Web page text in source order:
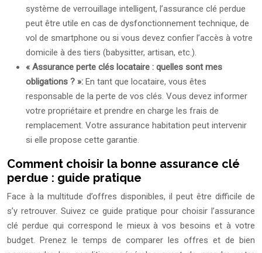
système de verrouillage intelligent, l’assurance clé perdue
peut être utile en cas de dysfonctionnement technique, de
vol de smartphone ou si vous devez confier l’accès à votre
domicile à des tiers (babysitter, artisan, etc.).
« Assurance perte clés locataire : quelles sont mes
obligations ? »: En tant que locataire, vous êtes
responsable de la perte de vos clés. Vous devez informer
votre propriétaire et prendre en charge les frais de
remplacement. Votre assurance habitation peut intervenir
si elle propose cette garantie.
Comment choisir la bonne assurance clé
perdue : guide pratique
Face à la multitude d’offres disponibles, il peut être difficile de
s’y retrouver. Suivez ce guide pratique pour choisir l’assurance
clé perdue qui correspond le mieux à vos besoins et à votre
budget. Prenez le temps de comparer les offres et de bien